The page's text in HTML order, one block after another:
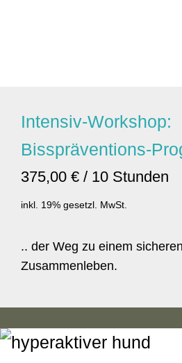
Intensiv-Workshop:
Bisspräventions-
375,00 € / 10 Stunden
inkl. 19% gesetzl. MwSt.
.. der Weg zu einem
Zusammenleben.